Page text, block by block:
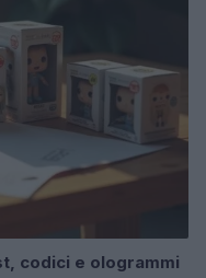
codici e ologrammi